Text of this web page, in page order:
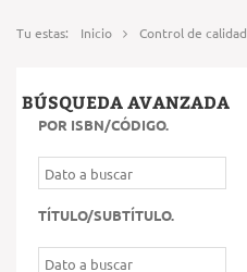
Tu estas: Inicio Control de calidad
BÚSQUEDA AVANZADA
POR ISBN/CÓDIGO.
TÍTULO/SUBTÍTULO.